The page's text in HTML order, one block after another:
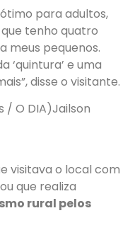
para adultos,
tenho quatro
meus pequenos.
‘quintura’ e uma
disse o visitante.
Jailson
visitava o local com
que realiza
rural pelos